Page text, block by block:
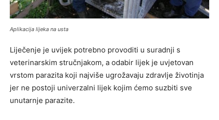
Aplikacija lijeka na usta
Liječenje je uvijek potrebno provoditi u suradnji s
veterinarskim stručnjakom, a odabir lijek je uvjetovan
vrstom parazita koji najviše ugrožavaju zdravlje životinja
jer ne postoji univerzalni lijek kojim ćemo suzbiti sve
unutarnje parazite.